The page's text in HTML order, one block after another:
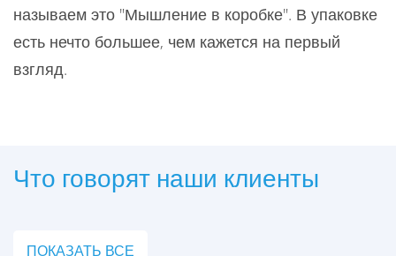
называем это "Мышление в коробке". В упаковке
есть нечто большее, чем кажется на первый
взгляд.
Что говорят наши клиенты
ПОКАЗАТЬ ВСЕ